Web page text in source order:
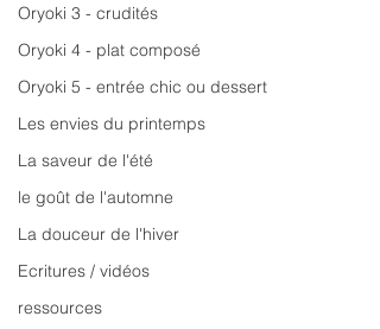
Oryoki 3 - crudités
Oryoki 4 - plat composé
Oryoki 5 - entrée chic ou dessert
Les envies du printemps
La saveur de l'été
le goût de l'automne
La douceur de l'hiver
Ecritures / vidéos
ressources